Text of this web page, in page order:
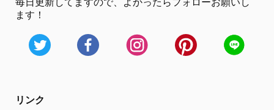
毎日更新してますので、
よかったらフォローお願いし
ます！
リンク